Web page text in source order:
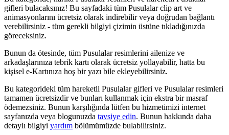
gifleri bulacaksınız! Bu sayfadaki tüm Pusulalar clip art ve
animasyonlarını ücretsiz olarak indirebilir veya doğrudan bağlantı
verebilirsiniz - tüm gerekli bilgiyi çizimin üstüne tıkladığınızda
göreceksiniz.
Bunun da ötesinde, tüm Pusulalar resimlerini ailenize ve
arkadaşlarınıza tebrik kartı olarak ücretsiz yollayabilir, hatta bu
kişisel e-Kartınıza hoş bir yazı bile ekleyebilirsiniz.
Bu kategorideki tüm hareketli Pusulalar gifleri ve Pusulalar resimleri
tamamen ücretsizdir ve bunları kullanmak için ekstra bir masraf
ödemezsiniz. Bunun karşılığında lütfen bu hizmetimizi internet
sayfanızda veya blogunuzda tavsiye edin. Bunun hakkında daha
detaylı bilgiyi yardım bölümümüzde bulabilirsiniz.